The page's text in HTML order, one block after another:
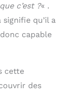
c’est ?« .
qu’il a
capable
cette
des